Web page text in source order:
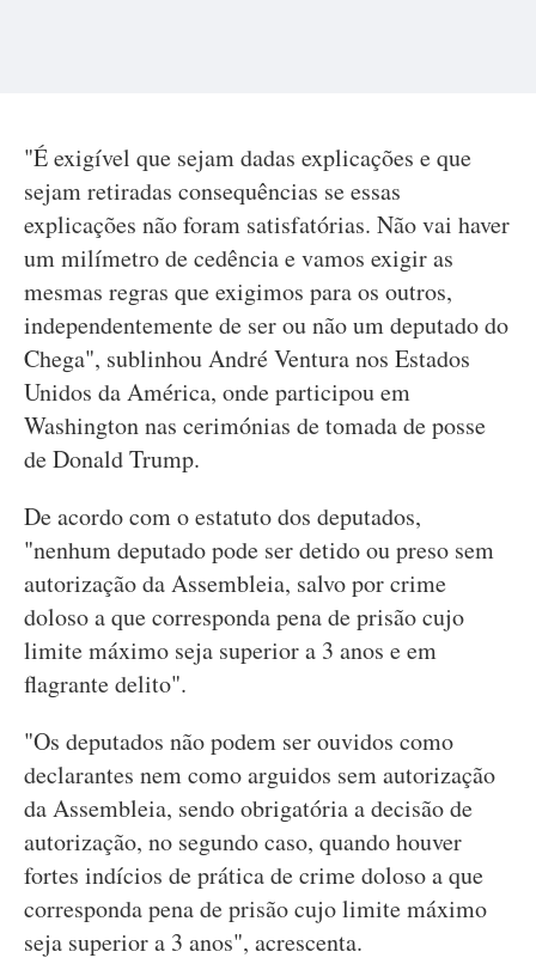
"É exigível que sejam dadas explicações e que
sejam retiradas consequências se essas
explicações não foram satisfatórias. Não vai haver
um milímetro de cedência e vamos exigir as
mesmas regras que exigimos para os outros,
independentemente de ser ou não um deputado do
Chega", sublinhou André Ventura nos Estados
Unidos da América, onde participou em
Washington nas cerimónias de tomada de posse
de Donald Trump.
De acordo com o estatuto dos deputados,
"nenhum deputado pode ser detido ou preso sem
autorização da Assembleia, salvo por crime
doloso a que corresponda pena de prisão cujo
limite máximo seja superior a 3 anos e em
flagrante delito".
"Os deputados não podem ser ouvidos como
declarantes nem como arguidos sem autorização
da Assembleia, sendo obrigatória a decisão de
autorização, no segundo caso, quando houver
fortes indícios de prática de crime doloso a que
corresponda pena de prisão cujo limite máximo
seja superior a 3 anos", acrescenta.